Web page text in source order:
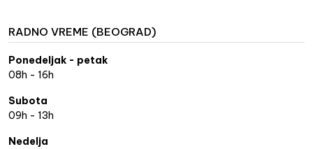
RADNO VREME (BEOGRAD)
Ponedeljak - petak
08h - 16h
Subota
09h - 13h
Nedelja